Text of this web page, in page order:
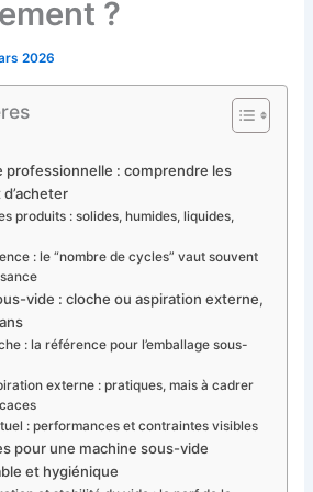
?
2026
professionnelle : comprendre les
produits : solides, humides, liquides,
: le “nombre de cycles” vaut souvent
vide : cloche ou aspiration externe,
: la référence pour l’emballage sous-
externe : pratiques, mais à cadrer
: performances et contraintes visibles
pour une machine sous-vide
et hygiénique